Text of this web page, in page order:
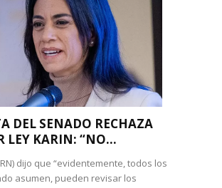
DEL SENADO RECHAZA
LEY KARIN: “NO...
dijo que “evidentemente, todos los
asumen, pueden revisar los